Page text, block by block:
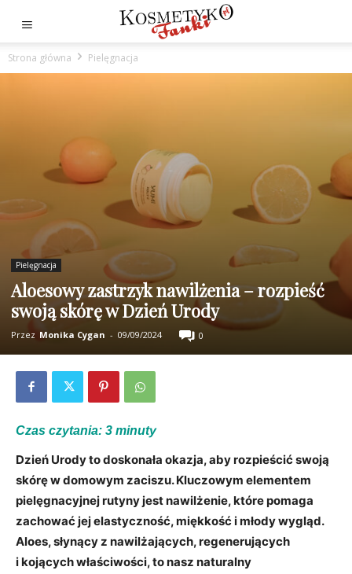
Strona główna Pielęgnacja
Pielęgnacja
Aloesowy zastrzyk nawilżenia – rozpieść
swoją skórę w Dzień Urody
Przez Monika Cygan - 09/09/2024 0
Czas czytania: 3 minuty
Dzień Urody to doskonała okazja, aby rozpieścić swoją
skórę w domowym zaciszu. Kluczowym elementem
pielęgnacyjnej rutyny jest nawilżenie, które pomaga
zachować jej elastyczność, miękkość i młody wygląd.
Aloes, słynący z nawilżających, regenerujących
i kojących właściwości, to nasz naturalny